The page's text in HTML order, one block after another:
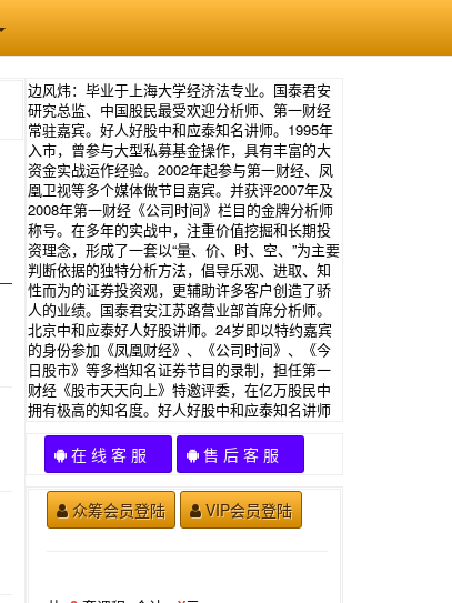
边风炜：毕业于上海大学经济法专业。国泰君安
研究总监、中国股民最受欢迎分析师、第一财经
常驻嘉宾。好人好股中和应泰知名讲师。1995年
入市，曾参与大型私募基金操作，具有丰富的大
资金实战运作经验。2002年起参与第一财经、凤
凰卫视等多个媒体做节目嘉宾。并获评2007年及
2008年第一财经《公司时间》栏目的金牌分析师
称号。在多年的实战中，注重价值挖掘和长期投
资理念，形成了一套以“量、价、时、空、”为主要
判断依据的独特分析方法，倡导乐观、进取、知
性而为的证券投资观，更辅助许多客户创造了骄
人的业绩。国泰君安江苏路营业部首席分析师。
北京中和应泰好人好股讲师。24岁即以特约嘉宾
的身份参加《凤凰财经》、《公司时间》、《今
日股市》等多档知名证券节目的录制，担任第一
财经《股市天天向上》特邀评委，在亿万股民中
拥有极高的知名度。好人好股中和应泰知名讲师
在 线 客 服 售 后 客 服
众筹会员登陆 VIP会员登陆